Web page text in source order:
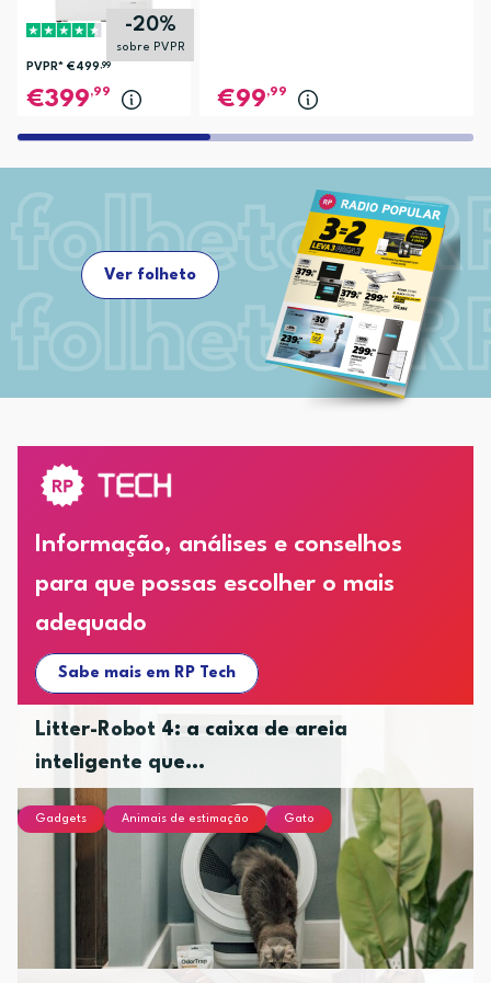
-20%
sobre PVPR
PVPR* €499 ,99
399,99 99,99
Ver folheto
Informação, análises e conselhos
para que possas escolher o mais
adequado
Sabe mais em RP Tech
Litter-Robot 4: a caixa de areia
inteligente que...
Gadgets Animais de estimação Gato